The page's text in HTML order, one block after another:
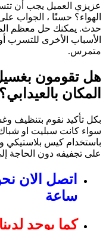
عزيزي العميل يجب أن
الهواء؟ حسنًا ، الجواب
حدث. يمكنك حل معظم
الأسباب الأخرى للتسرب
متمرس.
هل تقومون
المكان بالعيدابي؟
بكل تأكيد نقوم بتنظيف
سواء كانت سبليت او
باستخدام كيس بلاستيكي
على تجفيفه دون الحاجة
ساعة
كما يوجد